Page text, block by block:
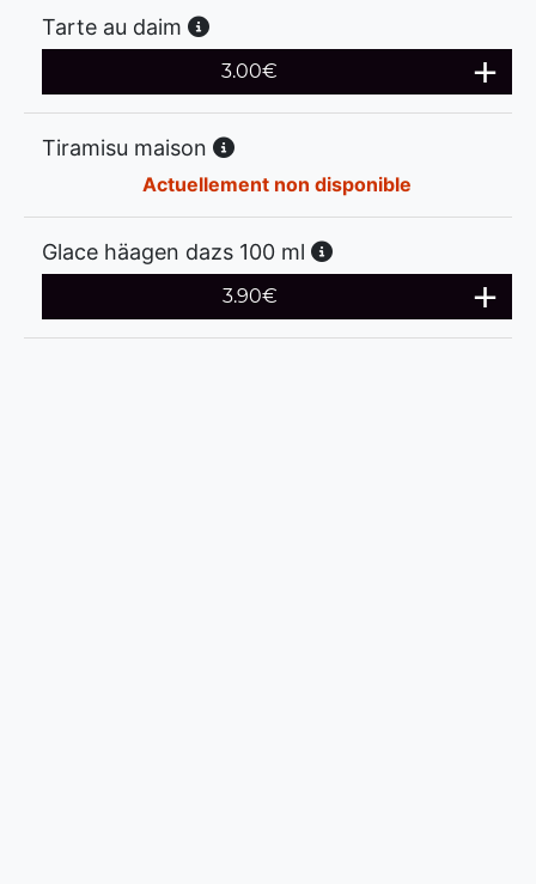
Tarte au daim
3.00€
Tiramisu maison
Actuellement non disponible
Glace häagen dazs 100 ml
3.90€